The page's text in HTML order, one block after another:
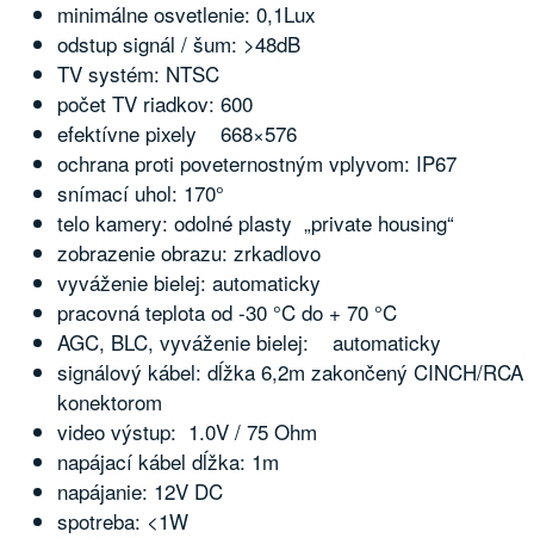
minimálne osvetlenie: 0,1Lux
odstup signál / šum: >48dB
TV systém: NTSC
počet TV riadkov: 600
efektívne pixely 668×576
ochrana proti poveternostným vplyvom: IP67
snímací uhol: 170°
telo kamery: odolné plasty „private housing“
zobrazenie obrazu: zrkadlovo
vyváženie bielej: automaticky
pracovná teplota od -30 °C do + 70 °C
AGC, BLC, vyváženie bielej: automaticky
signálový kábel: dĺžka 6,2m zakončený CINCH/RCA
konektorom
video výstup: 1.0V / 75 Ohm
napájací kábel dĺžka: 1m
napájanie: 12V DC
spotreba: <1W